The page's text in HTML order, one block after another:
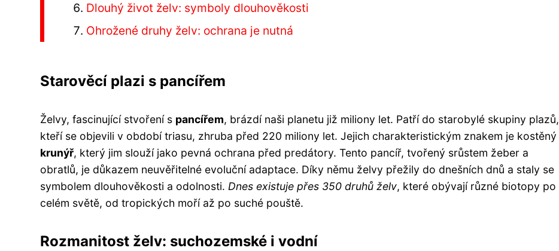
Dlouhý život želv: symboly dlouhověkosti
Ohrožené druhy želv: ochrana je nutná
Starověcí plazi s pancířem
Želvy, fascinující stvoření s pancířem, brázdí naši planetu již miliony let. Patří do starobylé skupiny plazů,
kteří se objevili v období triasu, zhruba před 220 miliony let. Jejich charakteristickým znakem je kostěný
krunýř, který jim slouží jako pevná ochrana před predátory. Tento pancíř, tvořený srůstem žeber a
obratlů, je důkazem neuvěřitelné evoluční adaptace. Díky němu želvy přežily do dnešních dnů a staly se
symbolem dlouhověkosti a odolnosti. Dnes existuje přes 350 druhů želv, které obývají různé biotopy po
celém světě, od tropických moří až po suché pouště.
Rozmanitost želv: suchozemské i vodní